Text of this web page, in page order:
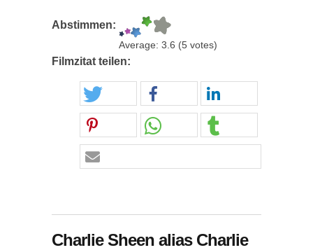
Abstimmen:
Average: 3.6 (5 votes)
Filmzitat teilen:
Charlie Sheen alias Charlie